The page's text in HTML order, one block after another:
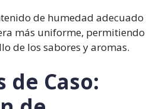
de humedad adecuado
más uniforme, permitiendo
de los sabores y aromas.
de Caso: